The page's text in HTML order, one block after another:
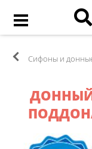
Сифоны и